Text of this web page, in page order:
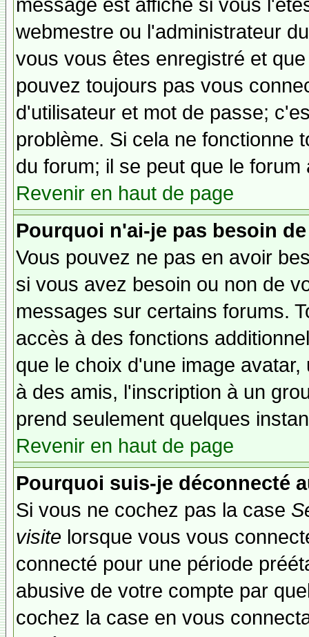
message est affiché si vous
webmestre ou l'administrateur
vous vous êtes enregistré et
pouvez toujours pas vous
d'utilisateur et mot de passe;
problème. Si cela ne fonctionne
du forum; il se peut que le
Revenir en haut de page
Pourquoi n'ai-je pas besoin
Vous pouvez ne pas en avoir
si vous avez besoin ou non de
messages sur certains forums.
accès à des fonctions
que le choix d'une image
à des amis, l'inscription à un
prend seulement quelques
Revenir en haut de page
Pourquoi suis-je déconnecté
Si vous ne cochez pas la case
visite lorsque vous vous
connecté pour une période
abusive de votre compte par
cochez la case en vous